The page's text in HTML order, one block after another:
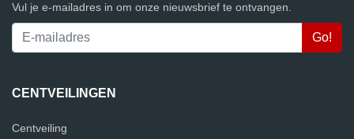
Vul je e-mailadres in om onze nieuwsbrief te ontvangen.
CENTVEILINGEN
Centveiling